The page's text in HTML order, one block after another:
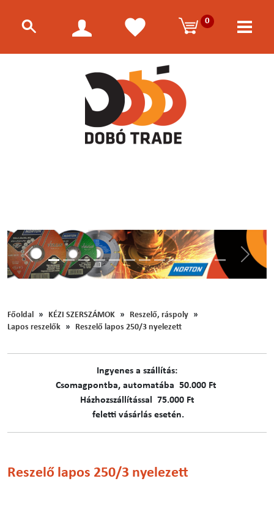
0
Előző
Főoldal KÉZI SZERSZÁMOK
Reszelő, ráspoly
Lapos reszelők
Reszelő lapos 250/3 nyelezett
Ingyenes a szállítás:
C​​​somagpontba, automatába 50.000 Ft
Házhozszállítással 75.000 Ft
feletti vásárlás esetén.
Reszelő lapos 250/3 nyelezett